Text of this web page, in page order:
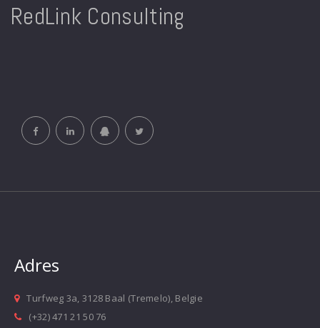
RedLink Consulting
Adres
Turfweg 3a, 3128 Baal (Tremelo), Belgie
(+32) 471 21 50 76